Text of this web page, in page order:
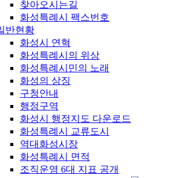
찾아오시는길
화성특례시 팩스번호
반현황
화성시 연혁
화성특례시의 위상
화성특례시민의 노래
화성의 상징
구청안내
행정구역
화성시 행정지도 다운로드
화성특례시 교류도시
역대화성시장
화성특례시 면적
조직운영 6대 지표 공개